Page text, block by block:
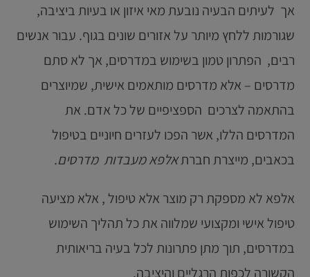
אך לעיתים הבעיה נובעת מאי איזון או בעיות ביציבה,
שגורמות ללחץ מיותר על אזורים שונים בגוף. עבור אנשים
רבים, הפתרון טמון בשימוש במדרסים, אך לא סתם
מדרסים – אלא מדרסים מותאמים אישית, שמיוצרים
בהתאמה לצרכים הספציפיים של כל אדם. את
המדרסים הללו, אשר הפכו לעזרים חיוניים בטיפול
בכאבים, מייצרת חברתאלפא מעבדות מדרסים.
אלפא לא מספקת רק מוצר אלא טיפול , אלא מציעה
טיפול אישי ומקצועי שמלווה את כל תהליך השימוש
במדרסים, תוך מתן פתרונות לכל בעיה בריאותית
הקשורה לכפות הרגליים והיציבה.